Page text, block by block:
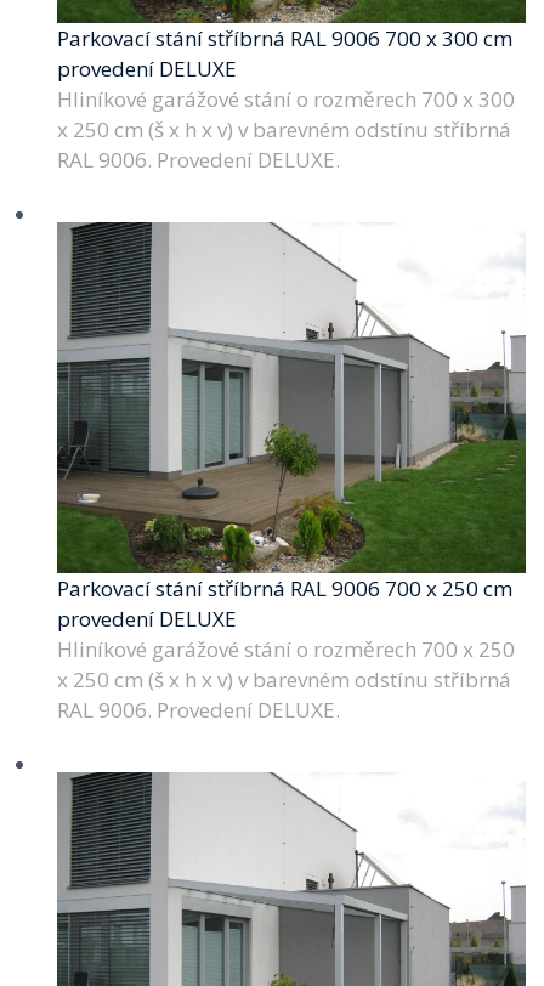
Parkovací stání stříbrná RAL 9006 700 x 300 cm
provedení DELUXE
Hliníkové garážové stání o rozměrech 700 x 300
x 250 cm (š x h x v) v barevném odstínu stříbrná
RAL 9006. Provedení DELUXE.
Parkovací stání stříbrná RAL 9006 700 x 250 cm
provedení DELUXE
Hliníkové garážové stání o rozměrech 700 x 250
x 250 cm (š x h x v) v barevném odstínu stříbrná
RAL 9006. Provedení DELUXE.